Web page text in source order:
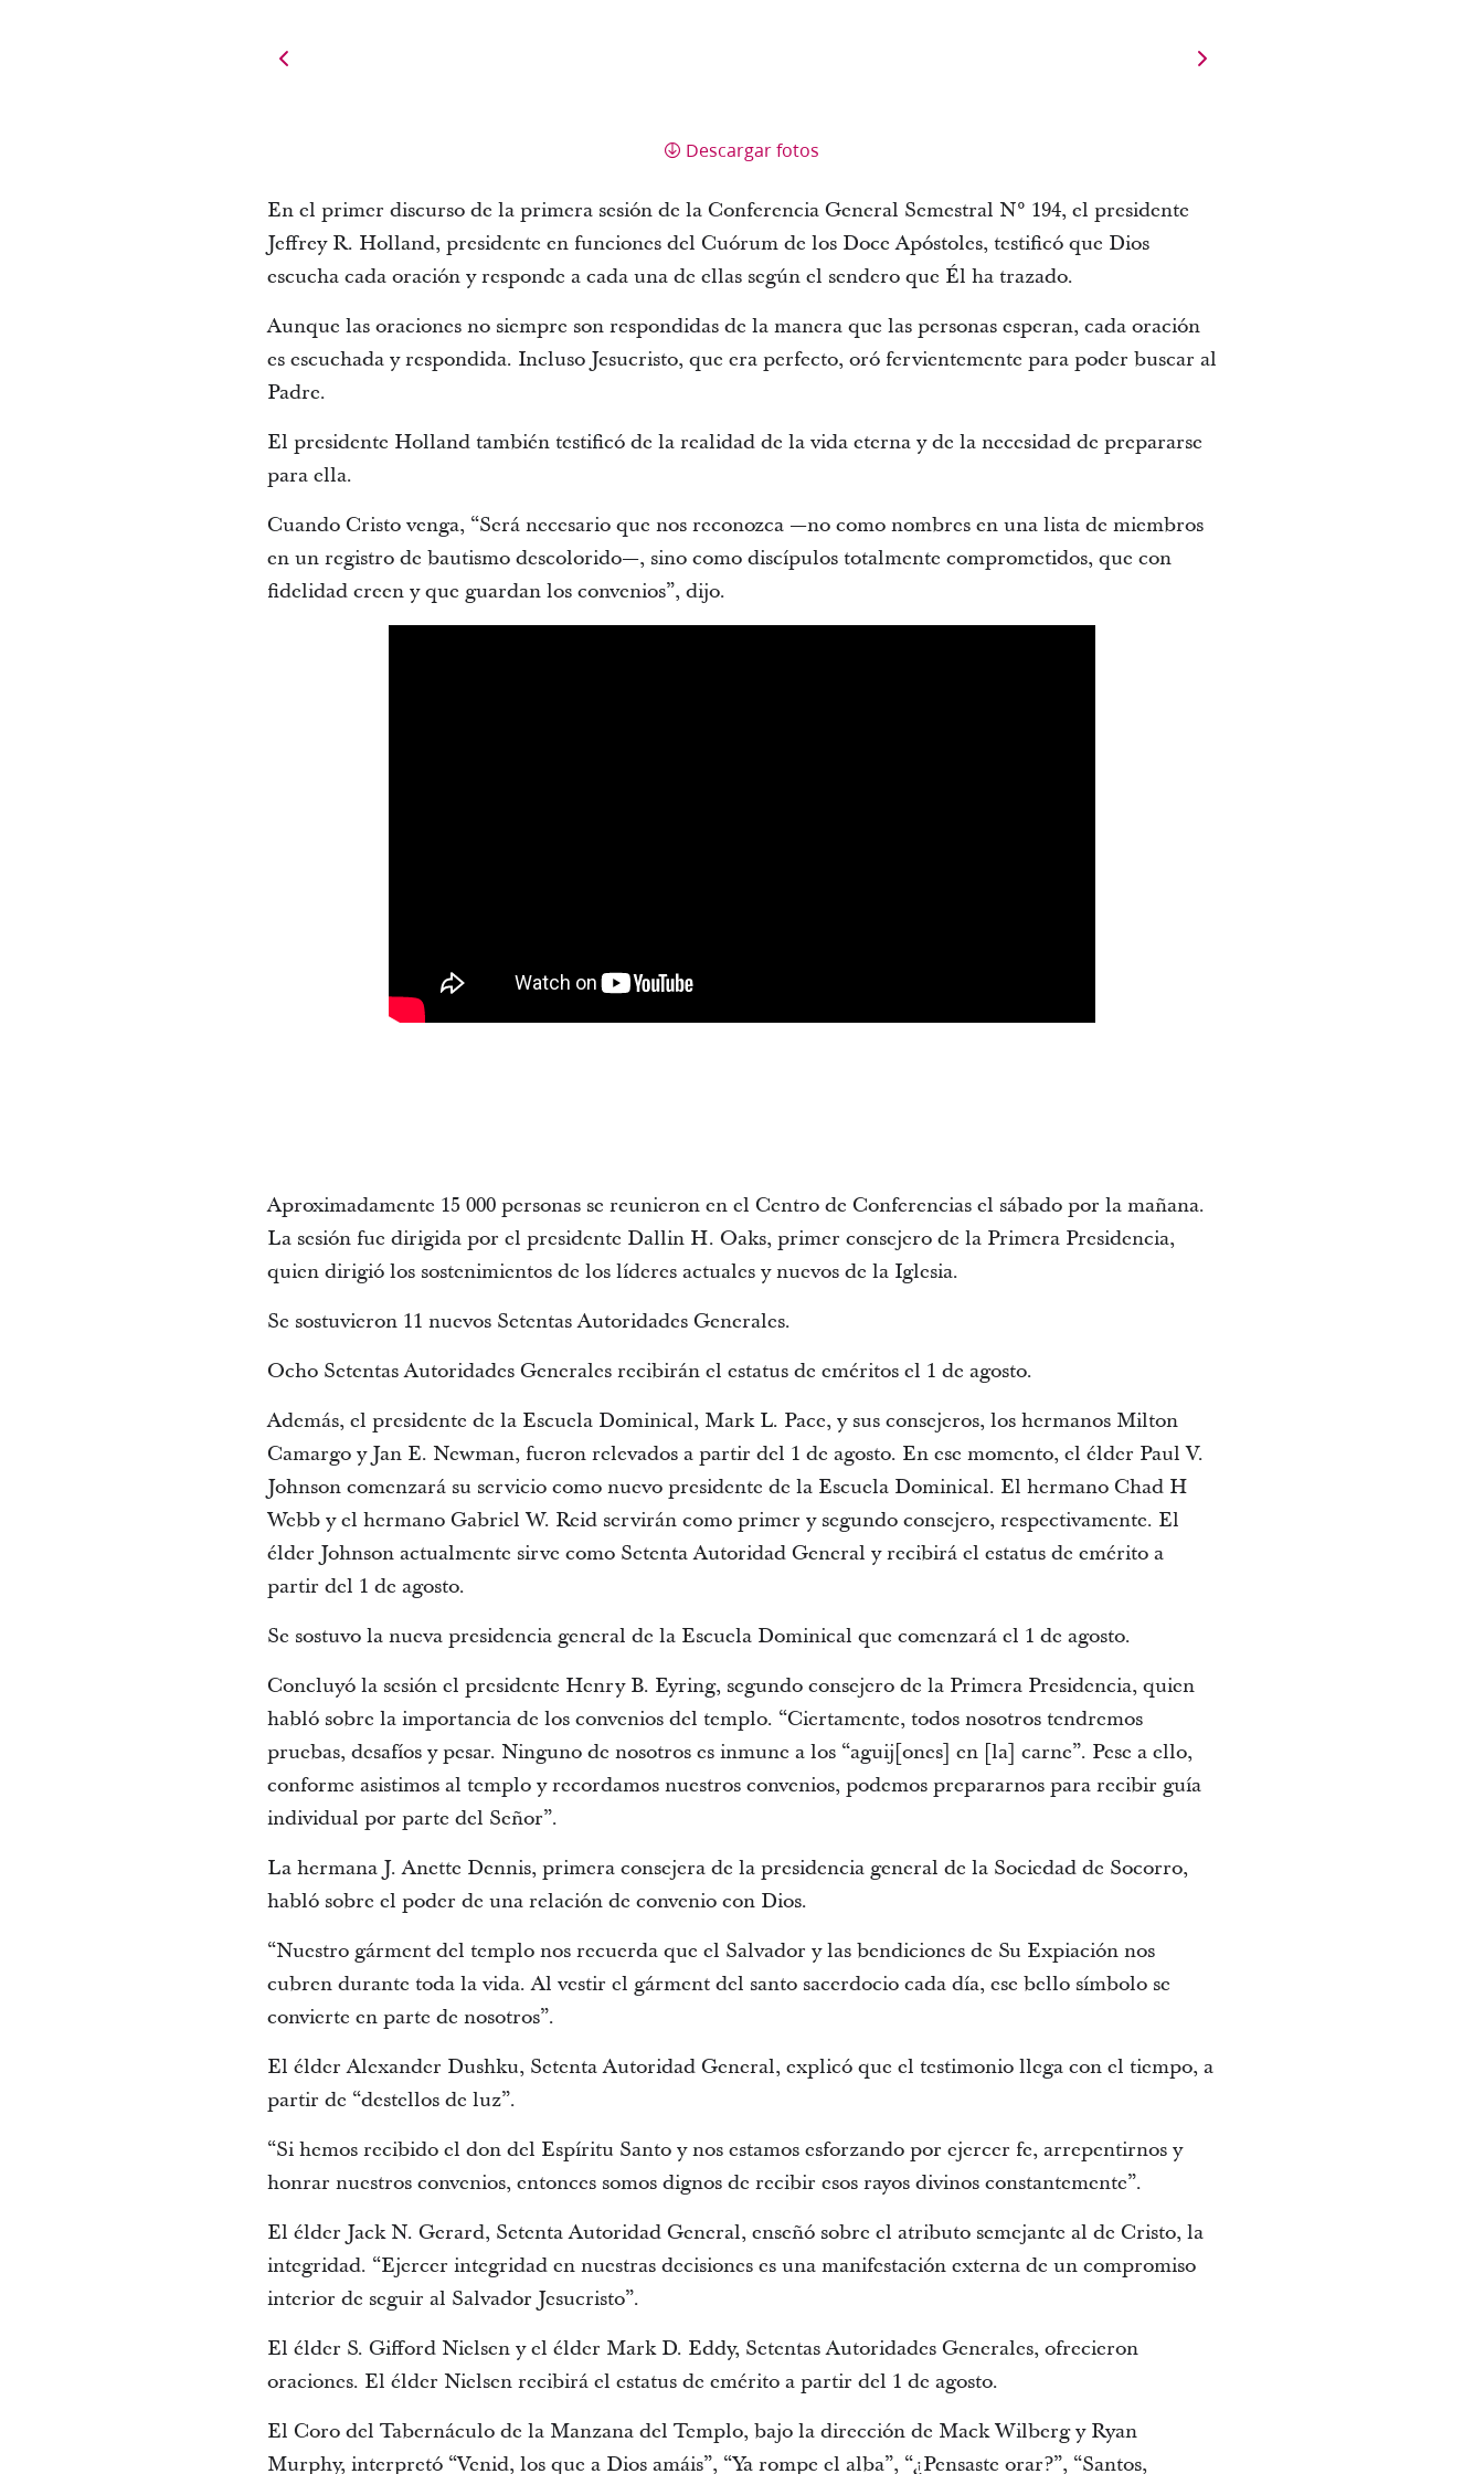
Descargar fotos
En el primer discurso de la primera sesión de la Conferencia General Semestral N° 194, el presidente
Jeffrey R. Holland, presidente en funciones del Cuórum de los Doce Apóstoles, testificó que Dios
escucha cada oración y responde a cada una de ellas según el sendero que Él ha trazado.
Aunque las oraciones no siempre son respondidas de la manera que las personas esperan, cada oración
es escuchada y respondida. Incluso Jesucristo, que era perfecto, oró fervientemente para poder buscar al
Padre.
El presidente Holland también testificó de la realidad de la vida eterna y de la necesidad de prepararse
para ella.
Cuando Cristo venga, “Será necesario que nos reconozca —no como nombres en una lista de miembros
en un registro de bautismo descolorido—, sino como discípulos totalmente comprometidos, que con
fidelidad creen y que guardan los convenios”, dijo.
Aproximadamente 15 000 personas se reunieron en el Centro de Conferencias el sábado por la mañana.
La sesión fue dirigida por el presidente Dallin H. Oaks, primer consejero de la Primera Presidencia,
quien dirigió los sostenimientos de los líderes actuales y nuevos de la Iglesia.
Se sostuvieron 11 nuevos Setentas Autoridades Generales.
Ocho Setentas Autoridades Generales recibirán el estatus de eméritos el 1 de agosto.
Además, el presidente de la Escuela Dominical, Mark L. Pace, y sus consejeros, los hermanos Milton
Camargo y Jan E. Newman, fueron relevados a partir del 1 de agosto. En ese momento, el élder Paul V.
Johnson comenzará su servicio como nuevo presidente de la Escuela Dominical. El hermano Chad H
Webb y el hermano Gabriel W. Reid servirán como primer y segundo consejero, respectivamente. El
élder Johnson actualmente sirve como Setenta Autoridad General y recibirá el estatus de emérito a
partir del 1 de agosto.
Se sostuvo la nueva presidencia general de la Escuela Dominical que comenzará el 1 de agosto.
Concluyó la sesión el presidente Henry B. Eyring, segundo consejero de la Primera Presidencia, quien
habló sobre la importancia de los convenios del templo. “Ciertamente, todos nosotros tendremos
pruebas, desafíos y pesar. Ninguno de nosotros es inmune a los “aguij[ones] en [la] carne”. Pese a ello,
conforme asistimos al templo y recordamos nuestros convenios, podemos prepararnos para recibir guía
individual por parte del Señor”.
La hermana J. Anette Dennis, primera consejera de la presidencia general de la Sociedad de Socorro,
habló sobre el poder de una relación de convenio con Dios.
“Nuestro gárment del templo nos recuerda que el Salvador y las bendiciones de Su Expiación nos
cubren durante toda la vida. Al vestir el gárment del santo sacerdocio cada día, ese bello símbolo se
convierte en parte de nosotros”.
El élder Alexander Dushku, Setenta Autoridad General, explicó que el testimonio llega con el tiempo, a
partir de “destellos de luz”.
“Si hemos recibido el don del Espíritu Santo y nos estamos esforzando por ejercer fe, arrepentirnos y
honrar nuestros convenios, entonces somos dignos de recibir esos rayos divinos constantemente”.
El élder Jack N. Gerard, Setenta Autoridad General, enseñó sobre el atributo semejante al de Cristo, la
integridad. “Ejercer integridad en nuestras decisiones es una manifestación externa de un compromiso
interior de seguir al Salvador Jesucristo”.
El élder S. Gifford Nielsen y el élder Mark D. Eddy, Setentas Autoridades Generales, ofrecieron
oraciones. El élder Nielsen recibirá el estatus de emérito a partir del 1 de agosto.
El Coro del Tabernáculo de la Manzana del Templo, bajo la dirección de Mack Wilberg y Ryan
Murphy, interpretó “Venid, los que a Dios amáis”, “Ya rompe el alba”, “¿Pensaste orar?”, “Santos,